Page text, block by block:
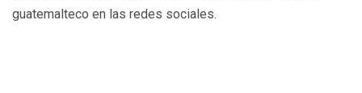
guatemalteco en las redes sociales.